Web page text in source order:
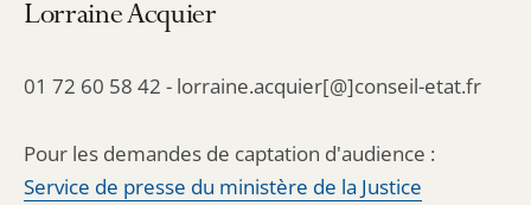
Lorraine Acquier
01 72 60 58 42 - lorraine.acquier[@]conseil-etat.fr
Pour les demandes de captation d'audience :
Service de presse du ministère de la Justice